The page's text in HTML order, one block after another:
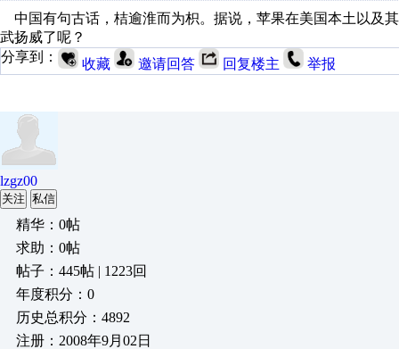
中国有句古话，桔逾淮而为枳。据说，苹果在美国本土以及
武扬威了呢？
分享到：
收藏 邀请回答 回复楼主 举报
lzgz00
关注 私信
精华：0帖
求助：0帖
帖子：445帖 | 1223回
年度积分：0
历史总积分：4892
注册：2008年9月02日